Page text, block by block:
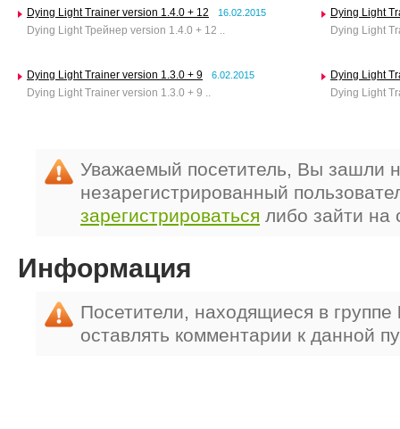
Dying Light Trainer version 1.4.0 + 12 16.02.2015
Dying Light Трейнер version 1.4.0 + 12 ..
Dying Light
Dying Light
Dying Light Trainer version 1.3.0 + 9 6.02.2015
Dying Light Trainer version 1.3.0 + 9 ..
Dying Light
Dying Light
Уважаемый посетитель, Вы зашли
незарегистрированный
зарегистрироваться либо зайти на
Информация
Посетители, находящиеся в группе
оставлять комментарии к данной